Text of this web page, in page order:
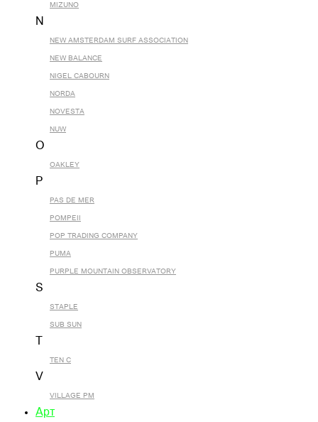
MIZUNO
N
NEW AMSTERDAM SURF ASSOCIATION
NEW BALANCE
NIGEL CABOURN
NORDA
NOVESTA
NUW
O
OAKLEY
P
PAS DE MER
POMPEII
POP TRADING COMPANY
PUMA
PURPLE MOUNTAIN OBSERVATORY
S
STAPLE
SUB SUN
TEN C
V
VILLAGE PM
Арт